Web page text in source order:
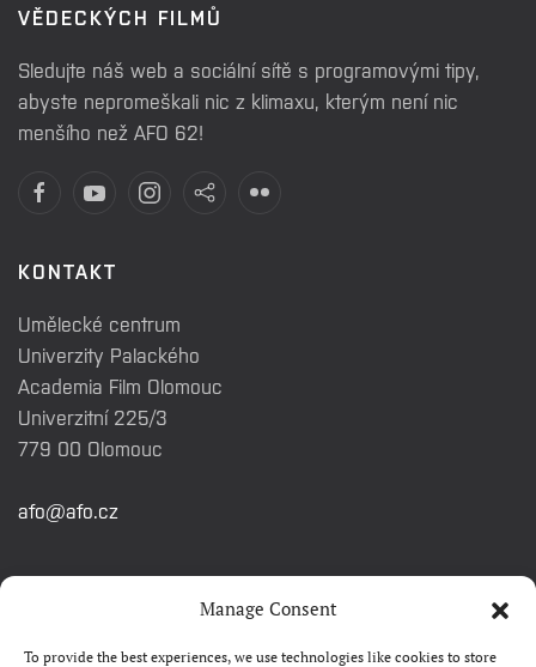
Manage Consent
To provide the best experiences, we use technologies like cookies to store
VĚDECKÝCH FILMŮ
Sledujte náš web a sociální sítě s programovými tipy,
abyste nepromeškali nic z klimaxu, kterým není nic
menšího než AFO 62!
KONTAKT
Umělecké centrum
Univerzity Palackého
Academia Film Olomouc
Univerzitní 225/3
779 00 Olomouc
afo@afo.cz
RYCHLÉ ODKAZY